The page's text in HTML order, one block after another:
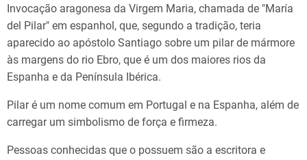
Invocação aragonesa da Virgem Maria, chamada de "María
del Pilar" em espanhol, que, segundo a tradição, teria
aparecido ao apóstolo Santiago sobre um pilar de mármore
às margens do rio Ebro, que é um dos maiores rios da
Espanha e da Península Ibérica.
Pilar é um nome comum em Portugal e na Espanha, além de
carregar um simbolismo de força e firmeza.
Pessoas conhecidas que o possuem são a escritora e